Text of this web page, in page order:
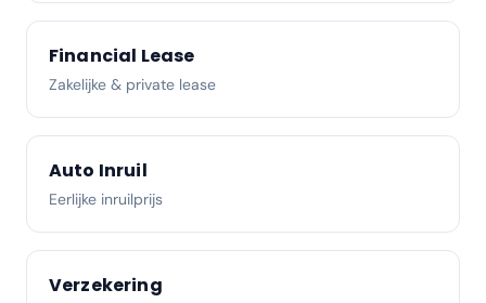
Financial Lease
Zakelijke & private lease
Auto Inruil
Eerlijke inruilprijs
Verzekering